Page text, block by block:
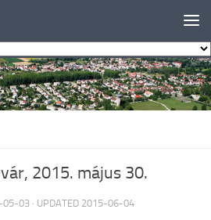
2015. május 30.
05-03 · UPDATED 2015-06-04